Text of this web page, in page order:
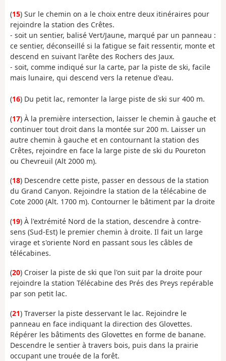
(15) Sur le chemin on a le choix entre deux itinéraires pour
rejoindre la station des Crêtes.
- soit un sentier, balisé Vert/Jaune, marqué par un panneau :
ce sentier, déconseillé si la fatigue se fait ressentir, monte et
descend en suivant l'arête des Rochers des Jaux.
- soit, comme indiqué sur la carte, par la piste de ski, facile
mais lunaire, qui descend vers la retenue d'eau.
(16) Du petit lac, remonter la large piste de ski sur 400 m.
(17) À la première intersection, laisser le chemin à gauche et
continuer tout droit dans la montée sur 200 m. Laisser un
autre chemin à gauche et en contournant la station des
Crêtes, rejoindre en face la large piste de ski du Poureton
ou Chevreuil (Alt 2000 m).
(18) Descendre cette piste, passer en dessous de la station
du Grand Canyon. Rejoindre la station de la télécabine de
Cote 2000 (Alt. 1700 m). Contourner le bâtiment par la droite
(19) À l'extrémité Nord de la station, descendre à contre-
sens (Sud-Est) le premier chemin à droite. Il fait un large
virage et s'oriente Nord en passant sous les câbles de
télécabines.
(20) Croiser la piste de ski que l'on suit par la droite pour
rejoindre la station Télécabine des Prés des Preys repérable
par son petit lac.
(21) Traverser la piste desservant le lac. Rejoindre le
panneau en face indiquant la direction des Glovettes.
Répérer les bâtiments des Glovettes en forme de banane.
Descendre le sentier à travers bois, puis dans la prairie
occupant une trouée de la forêt.